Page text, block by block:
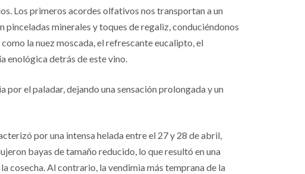
Los primeros acordes olfativos nos transportan a un
minerales y toques de regaliz, conduciéndonos
la nuez moscada, el refrescante eucalipto, el
enológica detrás de este vino.
por el paladar, dejando una sensación prolongada y un
por una intensa helada entre el 27 y 28 de abril,
bayas de tamaño reducido, lo que resultó en una
cosecha. Al contrario, la vendimia más temprana de la